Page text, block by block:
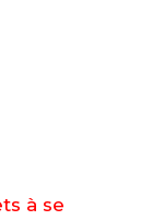
à se